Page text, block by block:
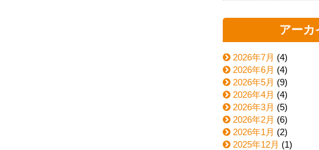
アーカ
2026年7月 (4)
2026年6月 (4)
2026年5月 (9)
2026年4月 (4)
2026年3月 (5)
2026年2月 (6)
2026年1月 (2)
2025年12月 (1)